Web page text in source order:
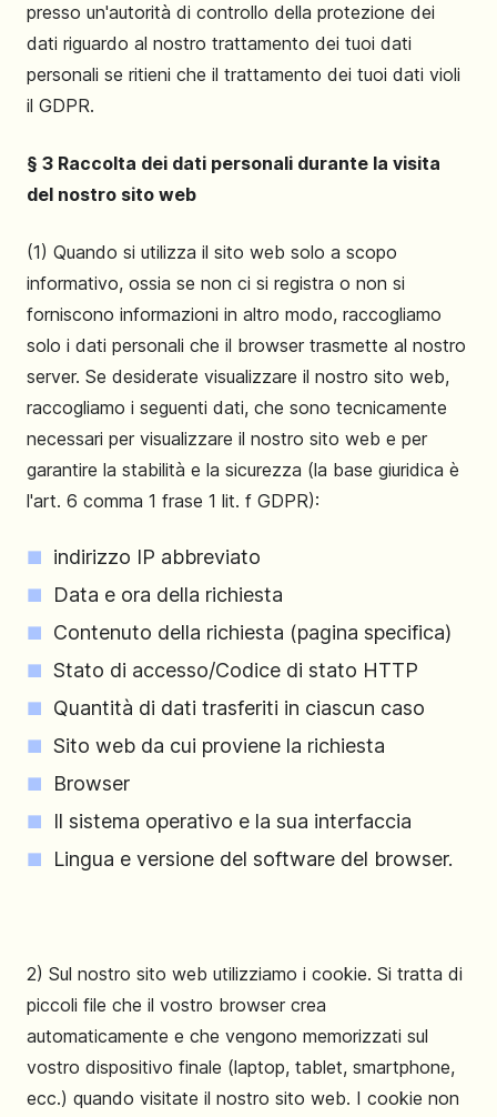
presso un'autorità di controllo della protezione dei
dati riguardo al nostro trattamento dei tuoi dati
personali se ritieni che il trattamento dei tuoi dati violi
il GDPR.
§ 3 Raccolta dei dati personali durante la visita
del nostro sito web
(1) Quando si utilizza il sito web solo a scopo
informativo, ossia se non ci si registra o non si
forniscono informazioni in altro modo, raccogliamo
solo i dati personali che il browser trasmette al nostro
server. Se desiderate visualizzare il nostro sito web,
raccogliamo i seguenti dati, che sono tecnicamente
necessari per visualizzare il nostro sito web e per
garantire la stabilità e la sicurezza (la base giuridica è
l'art. 6 comma 1 frase 1 lit. f GDPR):
indirizzo IP abbreviato
Data e ora della richiesta
Contenuto della richiesta (pagina specifica)
Stato di accesso/Codice di stato HTTP
Quantità di dati trasferiti in ciascun caso
Sito web da cui proviene la richiesta
Browser
Il sistema operativo e la sua interfaccia
Lingua e versione del software del browser.
2) Sul nostro sito web utilizziamo i cookie. Si tratta di
piccoli file che il vostro browser crea
automaticamente e che vengono memorizzati sul
vostro dispositivo finale (laptop, tablet, smartphone,
ecc.) quando visitate il nostro sito web. I cookie non